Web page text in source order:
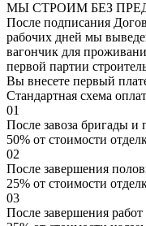
МЫ СТРОИМ БЕЗ
После подписания
рабочих дней мы
вагончик для
первой партии
Вы внесете первый
Стандартная схема
01
После завоза бригады и
50% от стоимости
02
После завершения
25% от стоимости
03
После завершения